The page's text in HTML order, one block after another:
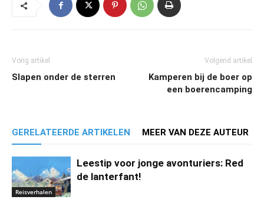
Vorig artikel
Slapen onder de sterren
Volgend artikel
Kamperen bij de boer op
een boerencamping
GERELATEERDE ARTIKELEN MEER VAN DEZE AUTEUR
Reisverhalen
Leestip voor jonge avonturiers: Red
de lanterfant!